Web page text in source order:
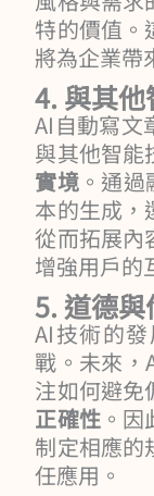
特的價值。
將為企業帶
4. 與其
AI自動寫文
與其他智能
實境。通過
本的生成，
從而拓展內
增強用戶的
5. 道德
AI技術的
戰。未來，
注如何避免
正確性。因
制定相應的
任應用。